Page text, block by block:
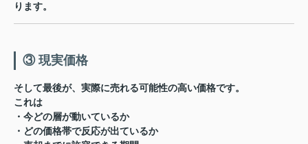
ります。
③ 現実価格
そして最後が、 実際に売れる可能性の高い価格です。
これは
・今どの層が動いているか
・どの価格帯で反応が出ているか